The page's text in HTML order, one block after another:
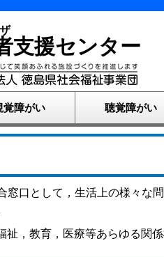
支援センター
覚障がい 聴覚障がい
窓口として，生活上の様々な
祉，教育，医療等あらゆる関